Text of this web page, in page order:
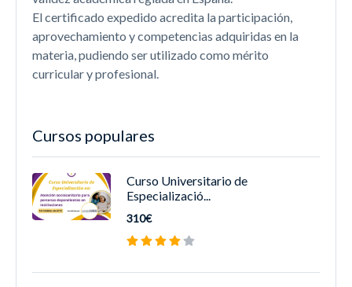
El certificado expedido acredita la participación,
aprovechamiento y competencias adquiridas en la
materia, pudiendo ser utilizado como mérito
curricular y profesional.
Cursos populares
Curso Universitario de
Especializació...
310€